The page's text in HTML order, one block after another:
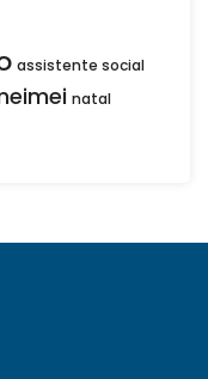
assistente social
natal